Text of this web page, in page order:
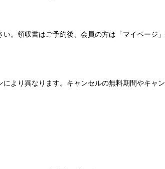
。領収書はご予約後、会員の方は「マイページ
より異なります。キャンセルの無料期間やキャ